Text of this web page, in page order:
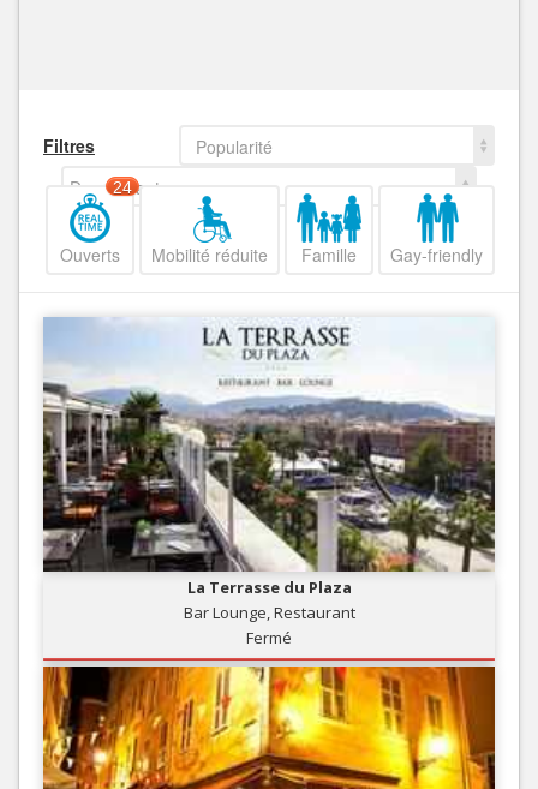
Filtres
Popularité
Decroissant
Ouverts
24
Mobilité réduite Famille Gay-friendly
La Terrasse du Plaza
Bar Lounge, Restaurant
Fermé